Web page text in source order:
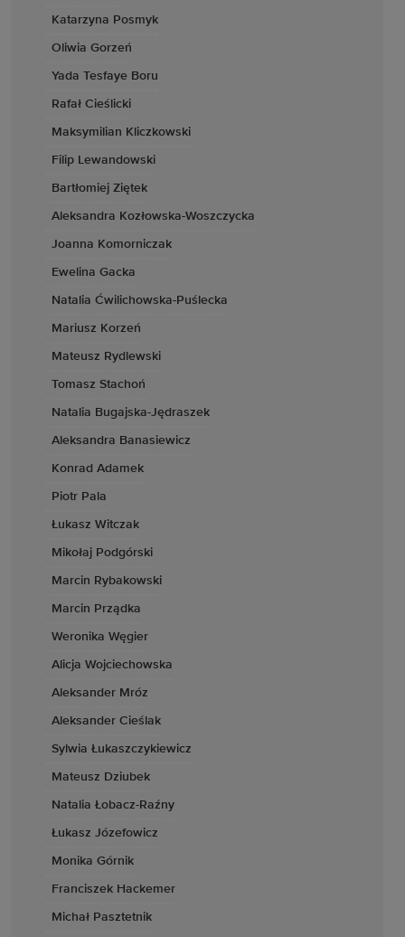
Katarzyna Posmyk
Oliwia Gorzeń
Yada Tesfaye Boru
Rafał Cieślicki
Maksymilian Kliczkowski
Filip Lewandowski
Bartłomiej Ziętek
Aleksandra Kozłowska-Woszczycka
Joanna Komorniczak
Ewelina Gacka
Natalia Ćwilichowska-Puślecka
Mariusz Korzeń
Mateusz Rydlewski
Tomasz Stachoń
Natalia Bugajska-Jędraszek
Aleksandra Banasiewicz
Konrad Adamek
Piotr Pala
Łukasz Witczak
Mikołaj Podgórski
Marcin Rybakowski
Marcin Prządka
Weronika Węgier
Alicja Wojciechowska
Aleksander Mróz
Aleksander Cieślak
Sylwia Łukaszczykiewicz
Mateusz Dziubek
Natalia Łobacz-Raźny
Łukasz Józefowicz
Monika Górnik
Franciszek Hackemer
Michał Pasztetnik